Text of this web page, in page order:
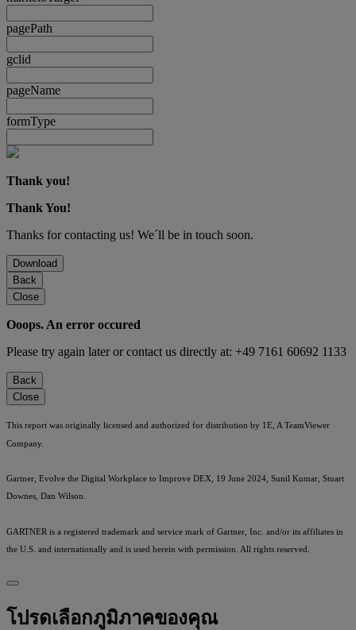
pagePath
gclid
pageName
formType
Thank you!
Thank You!
Thanks for contacting us! We´ll be in touch soon.
Download
Back
Close
Ooops. An error occured
Please try again later or contact us directly at: +49 7161 60692 1133
Back
Close
This report was originally licensed and authorized for distribution by 1E, A TeamViewer
Company.
Gartner, Evolve the Digital Workplace to Improve DEX, 19 June 2024, Sunil Kumar, Stuart
Downes, Dan Wilson.
GARTNER is a registered trademark and service mark of Gartner, Inc. and/or its affiliates in
the U.S. and internationally and is used herein with permission. All rights reserved.
โปรดเลือกภูมิภาคของคุณ